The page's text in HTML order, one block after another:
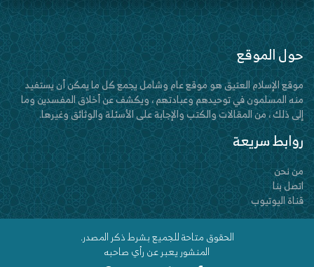
حول الموقع
موقع الإسلام العتيق هو موقع عام وشامل يجمع كل ما يمكن أن يستفيد
منه المسلمون في توحيدهم وعبادتهم ، ويكشف عن أخلاق المفسدين وما
إلى ذلك ، من المقالات والكتب والإجابة على الأسئلة والوثائق وغيرها.
روابط سريعة
من نحن
اتصل بنا
قناة اليوتيوب
الحقوق متاحة للجميع بشرط ذكر المصدر.
المنشور يعبر عن رأي صاحبه